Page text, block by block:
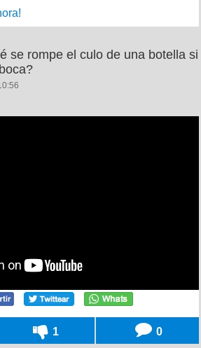
se rompe el culo de una botella si
1 0